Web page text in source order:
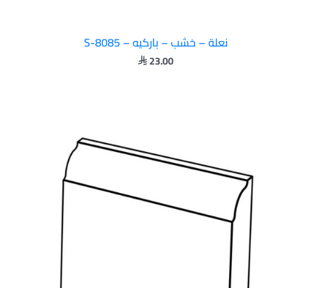
نعلة – خشب – باركيه – S-8085
23.00